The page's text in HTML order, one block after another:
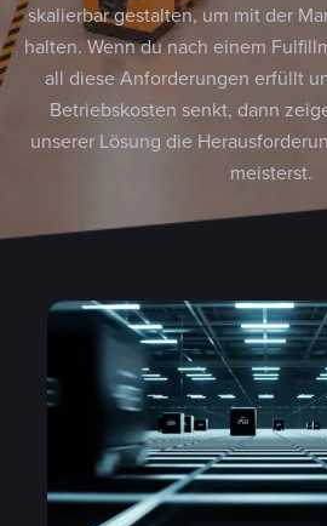
skalierbar gestalten, um mit der
halten. Wenn du nach einem
all diese Anforderungen erfüllt
Betriebskosten senkt, dann
unserer Lösung die
meisterst.